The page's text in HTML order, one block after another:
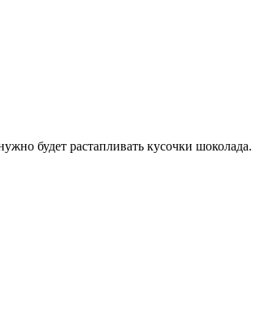
будет растапливать кусочки шоколада.